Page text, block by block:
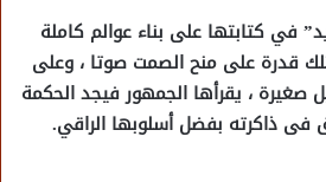
في كتابتها على بناء عوالم كاملة
قدرة على منح الصمت صوتا ، وعلى
، يقرأها الجمهور فيجد الحكمة
فى ذاكرته بفضل أسلوبها الراقي.